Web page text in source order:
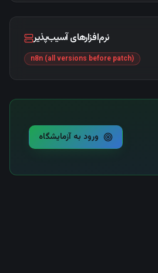
نرم‌افزارهای آسیب‌پذیر
n8n (all versions before patch)
ورود به آزمایشگاه